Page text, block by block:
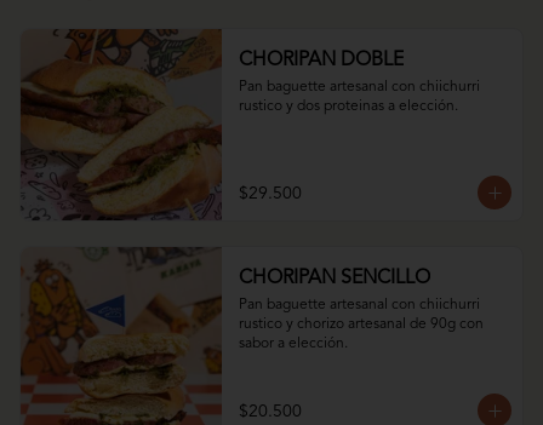
CHORIPAN DOBLE
Pan baguette artesanal con chiichurri
rustico y dos proteinas a elección.
$29.500
CHORIPAN SENCILLO
Pan baguette artesanal con chiichurri
rustico y chorizo artesanal de 90g con
sabor a elección.
$20.500